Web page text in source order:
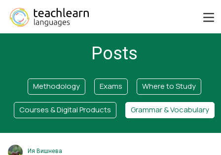
Posts
Methodology Exams Where to Study
Courses & Digital Products Grammar & Vocabulary
Ия Вишнева